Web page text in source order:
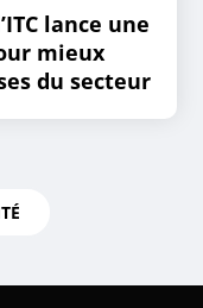
lance une
mieux
du secteur